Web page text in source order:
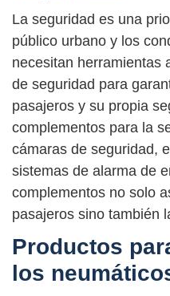
La seguridad es una
público urbano y los
necesitan herramientas
de seguridad para
pasajeros y su propia
complementos para la
cámaras de seguridad,
sistemas de alarma de
complementos no solo
pasajeros sino también
Productos
los